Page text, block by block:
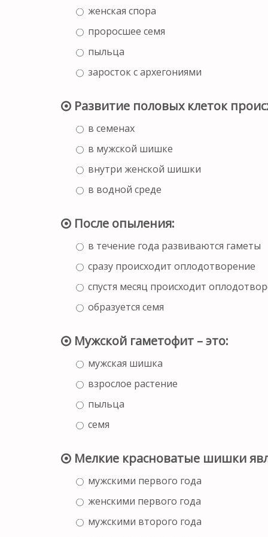
женская спора
проросшее семя
пыльца
заросток с архегониями
Развитие половых клеток
в семенах
в мужской шишке
внутри женской шишки
в водной среде
После опыления:
в течение года развиваются гаметы
сразу происходит оплодотворение
спустя месяц происходит
образуется семя
Мужской гаметофит – это:
мужская шишка
взрослое растение
пыльца
семя
Мелкие красноватые шишки
мужскими первого года
женскими первого года
мужскими второго года